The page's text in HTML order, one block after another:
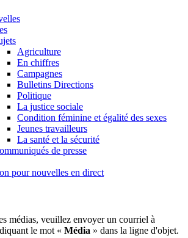
Agriculture
En chiffres
Campagnes
Bulletins Directions
Politique
La justice sociale
Condition féminine et égalité des sexes
Jeunes travailleurs
La santé et la sécurité
de presse
pour nouvelles en direct
médias, veuillez envoyer un courriel à
le mot « Média » dans la ligne d'objet.